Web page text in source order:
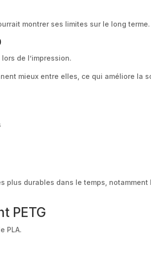
montrer ses limites sur le long terme.
de l’impression.
mieux entre elles, ce qui améliore la
durables dans le temps, notamment
PETG
PLA.